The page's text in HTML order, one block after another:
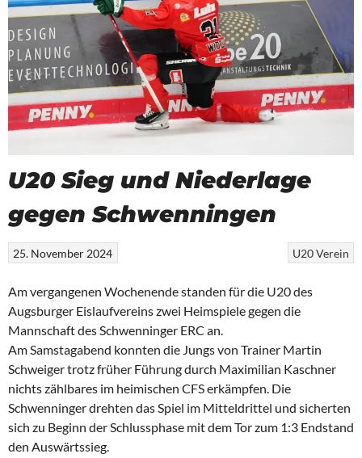
U20 Sieg und Niederlage
gegen Schwenningen
U20Verein
25. November 2024
Am vergangenen Wochenende standen für die U20 des
Augsburger Eislaufvereins zwei Heimspiele gegen die
Mannschaft des Schwenninger ERC an.
Am Samstagabend konnten die Jungs von Trainer Martin
Schweiger trotz früher Führung durch Maximilian Kaschner
nichts zählbares im heimischen CFS erkämpfen. Die
Schwenninger drehten das Spiel im Mitteldrittel und sicherten
sich zu Beginn der Schlussphase mit dem Tor zum 1:3 Endstand
den Auswärtssieg.